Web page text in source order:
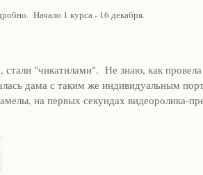
Начало 1 курса - 16 декабря.
стали "чикатилами". Не знаю, как
дама с таким же индивидуальным
на первых секундах видеоролика-